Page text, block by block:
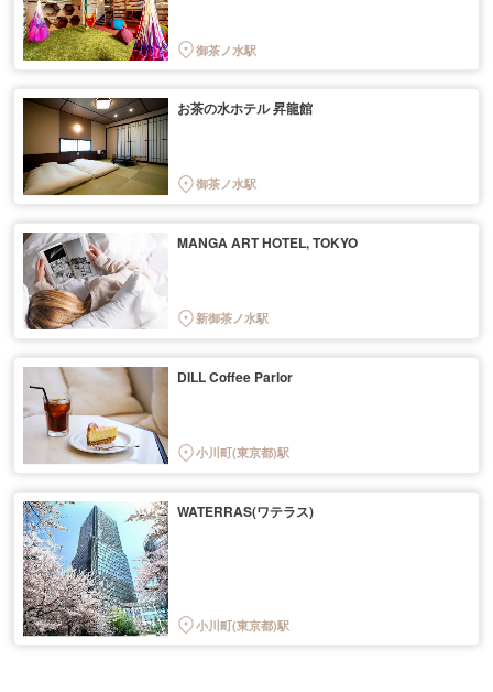
御茶ノ水駅
お茶の水ホテル 昇龍館
御茶ノ水駅
MANGA ART HOTEL, TOKYO
新御茶ノ水駅
DILL Coffee Parlor
小川町(東京都)駅
WATERRAS(ワテラス)
小川町(東京都)駅